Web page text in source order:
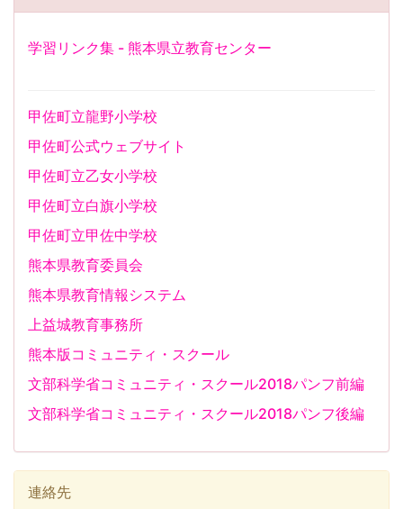
学習リンク集 - 熊本県立教育センター
甲佐町立龍野小学校
甲佐町公式ウェブサイト
甲佐町立乙女小学校
甲佐町立白旗小学校
甲佐町立甲佐中学校
熊本県教育委員会
熊本県教育情報システム
上益城教育事務所
熊本版コミュニティ・スクール
文部科学省コミュニティ・スクール2018パンフ前編
文部科学省コミュニティ・スクール2018パンフ後編
連絡先